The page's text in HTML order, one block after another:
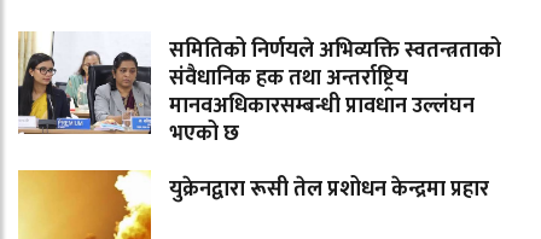
समितिको निर्णयले अभिव्यक्ति स्वतन्त्रताको
संवैधानिक हक तथा अन्तर्राष्ट्रिय
मानवअधिकारसम्बन्धी प्रावधान उल्लंघन
भएको छ
युक्रेनद्वारा रूसी तेल प्रशोधन केन्द्रमा प्रहार